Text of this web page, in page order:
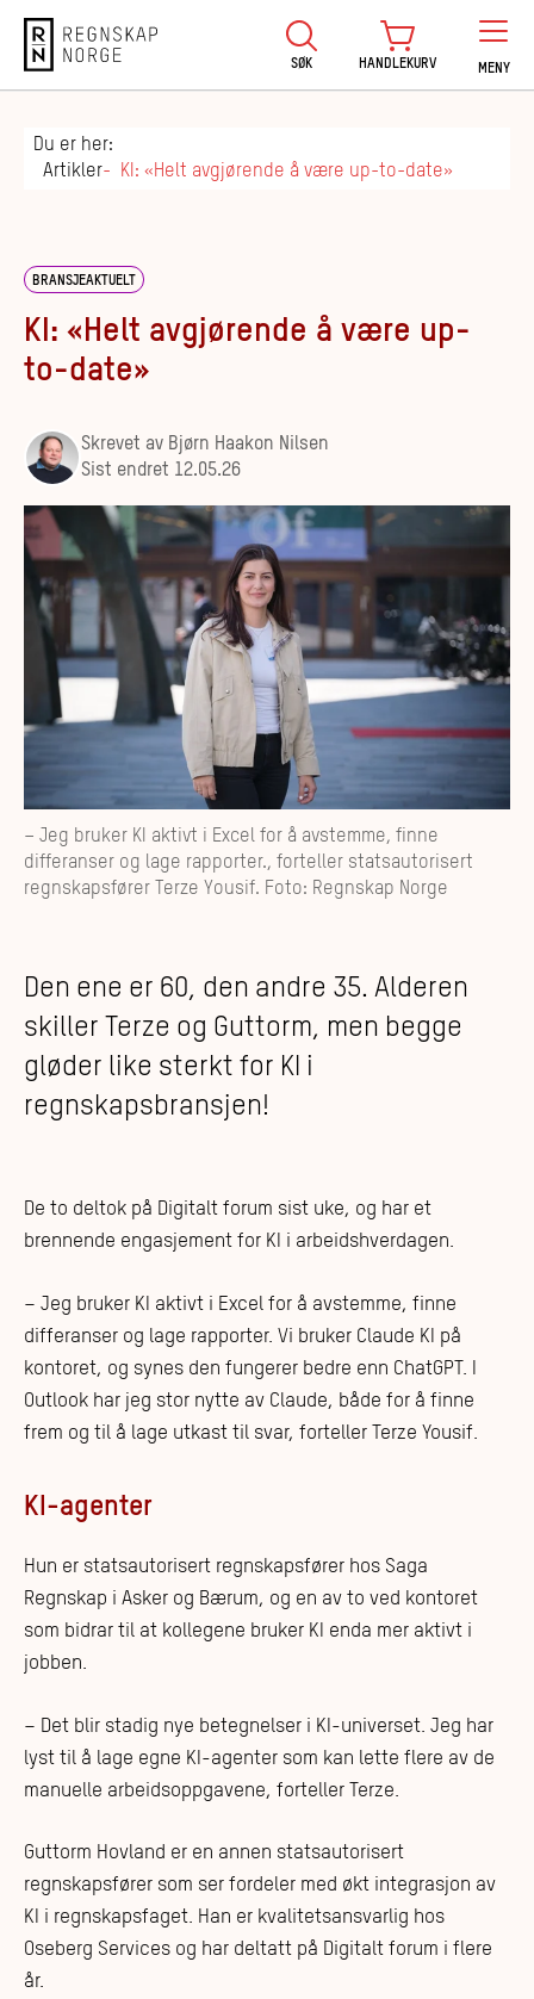
Regnskap Norge
SØK HANDLEKURV MENY
Du er her:
Artikler
KI: «Helt avgjørende å være up-to-date»
BRANSJEAKTUELT
KI: «Helt avgjørende å være up-
to-date»
Skrevet av Bjørn Haakon Nilsen
Sist endret 12.05.26
– Jeg bruker KI aktivt i Excel for å avstemme, finne
differanser og lage rapporter., forteller statsautorisert
regnskapsfører Terze Yousif. Foto: Regnskap Norge
Den ene er 60, den andre 35. Alderen
skiller Terze og Guttorm, men begge
gløder like sterkt for KI i
regnskapsbransjen!
De to deltok på Digitalt forum sist uke, og har et
brennende engasjement for KI i arbeidshverdagen.
– Jeg bruker KI aktivt i Excel for å avstemme, finne
differanser og lage rapporter. Vi bruker Claude KI på
kontoret, og synes den fungerer bedre enn ChatGPT. I
Outlook har jeg stor nytte av Claude, både for å finne
frem og til å lage utkast til svar, forteller Terze Yousif.
KI-agenter
Hun er statsautorisert regnskapsfører hos Saga
Regnskap i Asker og Bærum, og en av to ved kontoret
som bidrar til at kollegene bruker KI enda mer aktivt i
jobben.
– Det blir stadig nye betegnelser i KI-universet. Jeg har
lyst til å lage egne KI-agenter som kan lette flere av de
manuelle arbeidsoppgavene, forteller Terze.
Guttorm Hovland er en annen statsautorisert
regnskapsfører som ser fordeler med økt integrasjon av
KI i regnskapsfaget. Han er kvalitetsansvarlig hos
Oseberg Services og har deltatt på Digitalt forum i flere
år.